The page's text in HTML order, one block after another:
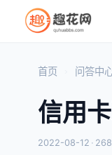
首页 问答中
信用
2022-08-12 ·